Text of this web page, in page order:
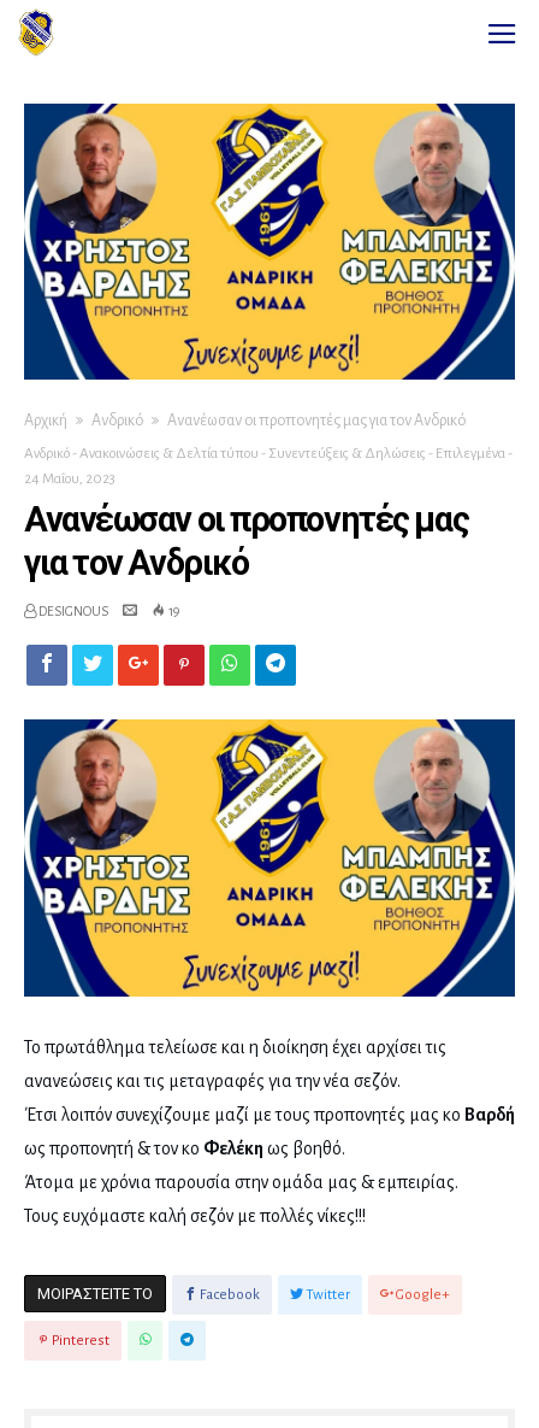
Αρχική Ανδρικό Ανανέωσαν οι προπονητές μας για τον Ανδρικό
Ανδρικό -Ανακοινώσεις & Δελτία τύπου - Συνεντεύξεις & Δηλώσεις - Επιλεγμένα -
24 Μαΐου, 2023
Ανανέωσαν οι προπονητές μας
για τον Ανδρικό
DESIGNOUS 19
Το πρωτάθλημα τελείωσε και η διοίκηση έχει αρχίσει τις
ανανεώσεις και τις μεταγραφές για την νέα σεζόν.
Έτσι λοιπόν συνεχίζουμε μαζί με τους προπονητές μας κο Βαρδή
ως προπονητή & τον κο Φελέκη ως βοηθό.
Άτομα με χρόνια παρουσία στην ομάδα μας & εμπειρίας.
Τους ευχόμαστε καλή σεζόν με πολλές νίκες!!!
ΜΟΙΡΑΣΤΕΊΤΕ ΤΟ Facebook Twitter Google+
Pinterest